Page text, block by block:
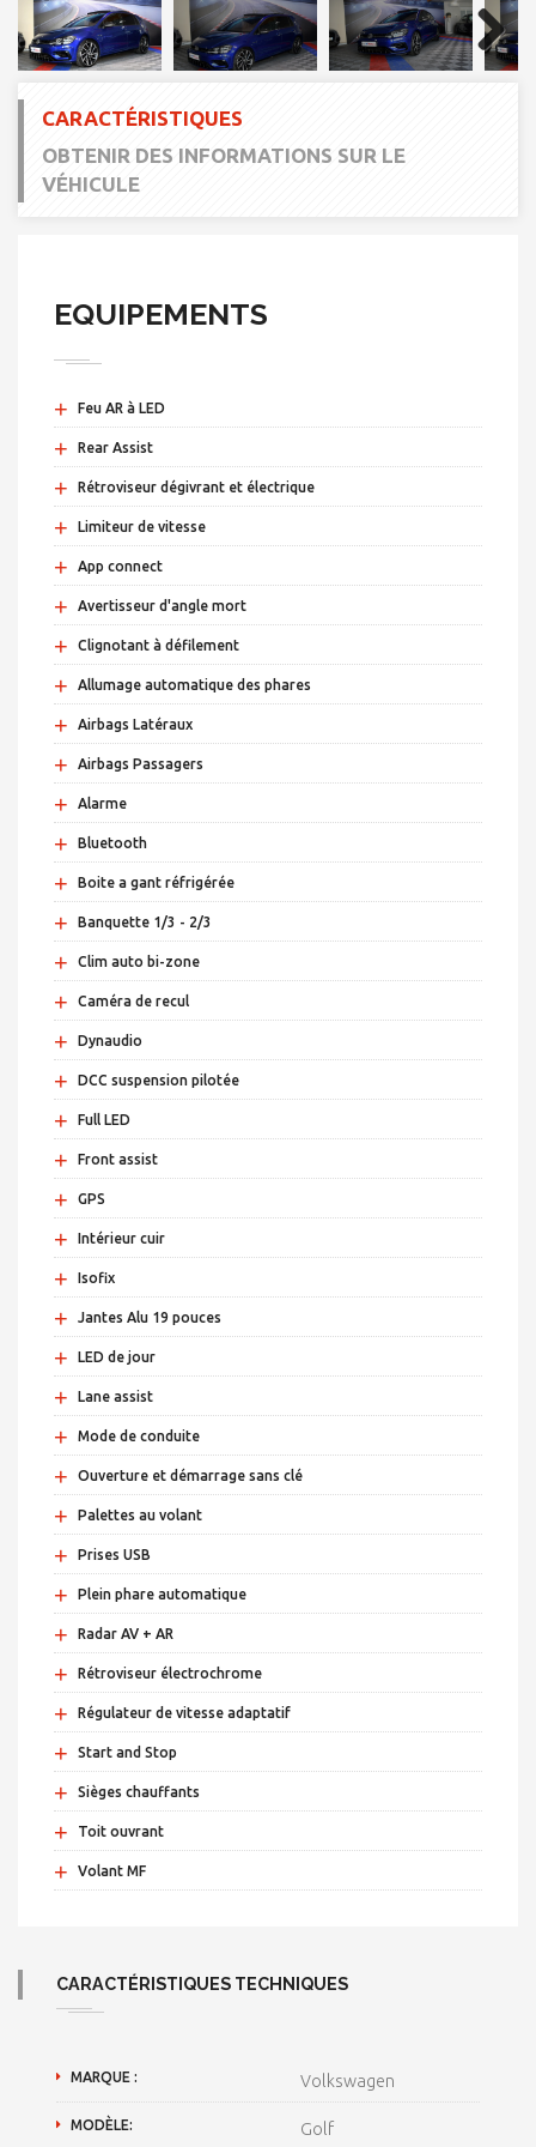
Next
CARACTÉRISTIQUES
OBTENIR DES INFORMATIONS SUR LE
VÉHICULE
EQUIPEMENTS
+ Feu AR à LED
+ Rear Assist
+ Rétroviseur dégivrant et électrique
+ Limiteur de vitesse
+ App connect
+ Avertisseur d'angle mort
+ Clignotant à défilement
+ Allumage automatique des phares
+ Airbags Latéraux
+ Airbags Passagers
+ Alarme
+ Bluetooth
+ Boite a gant réfrigérée
+ Banquette 1/3 - 2/3
+ Clim auto bi-zone
+ Caméra de recul
+ Dynaudio
+ DCC suspension pilotée
+ Full LED
+ Front assist
+ GPS
+ Intérieur cuir
+ Isofix
+ Jantes Alu 19 pouces
+ LED de jour
+ Lane assist
+ Mode de conduite
+ Ouverture et démarrage sans clé
+ Palettes au volant
+ Prises USB
+ Plein phare automatique
+ Radar AV + AR
+ Rétroviseur électrochrome
+ Régulateur de vitesse adaptatif
+ Start and Stop
+ Sièges chauffants
+ Toit ouvrant
+ Volant MF
CARACTÉRISTIQUES TECHNIQUES
MARQUE : Volkswagen
MODÈLE: Golf